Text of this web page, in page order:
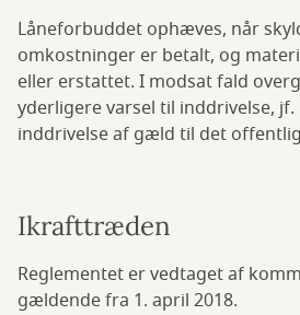
Låneforbuddet ophæves, når
omkostninger er betalt, og
eller erstattet. I modsat fald
yderligere varsel til inddrivelse,
inddrivelse af gæld til det
Ikrafttræden
Reglementet er vedtaget af
gældende fra 1. april 2018.